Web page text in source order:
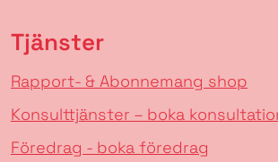
Tjänster
Rapport- & Abonnemang shop
Konsulttjänster – boka
Föredrag - boka föredrag